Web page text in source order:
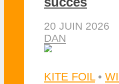
20 JUIN 2026
DAN
KITE FOIL •